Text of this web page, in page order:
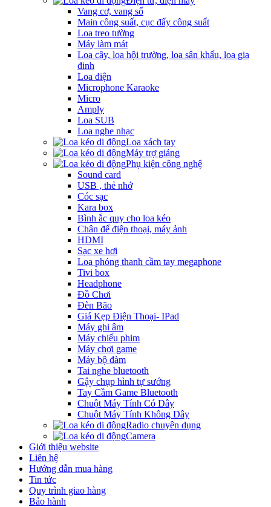
Vang cơ, vang số
Main công suất, cục đẩy công suất
Loa treo tường
Máy làm mát
Loa cây, loa hội trường, loa sân khấu, loa gia
đinh
Loa điện
Microphone Karaoke
Micro
Amply
Loa SUB
Loa nghe nhạc
Loa xách tay
Máy trợ giảng
Phụ kiện công nghệ
Sound card
USB , thẻ nhớ
Cóc sạc
Kara box
Bình ắc quy cho loa kéo
Chân để điện thoại, máy ảnh
HDMI
Sạc xe hơi
Loa phóng thanh cầm tay megaphone
Tivi box
Headphone
Đồ Chơi
Đèn Bão
Giá Kẹp Điện Thoại- IPad
Máy ghi âm
Máy chiếu phim
Máy chơi game
Máy bộ đàm
Tai nghe bluetooth
Gậy chụp hình tự sướng
Tay Cầm Game Bluetooth
Chuột Máy Tính Có Dây
Chuột Máy Tính Không Dây
Radio chuyên dụng
Camera
Giới thiệu website
Liên hệ
Hướng dẫn mua hàng
Tin tức
Quy trình giao hàng
Bảo hành